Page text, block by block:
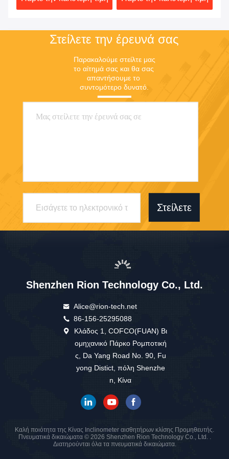
Στείλετε την έρευνά σας
Παρακαλούμε στείλτε μας
το αίτημά σας και θα σας
απαντήσουμε το
συντομότερο δυνατό.
Στείλετε
Shenzhen Rion Technology Co., Ltd.
Alice@rion-tech.net
86-156-25295088
Κλάδος 1, COFCO(FUAN) Βι
ομηχανικό Πάρκο Ρομποτική
ς, Da Yang Road No. 90, Fu
yong Distict, πόλη Shenzhe
n, Κίνα
Καλή ποιότητα της Κίνας Inclinometer αισθητήρων κλίσης Προμηθευτής.
Πνευματικά δικαιώματα © 2026 Shenzhen Rion Technology Co., Ltd. .
Διατηρούνται όλα τα πνευματικά δικαιώματα.